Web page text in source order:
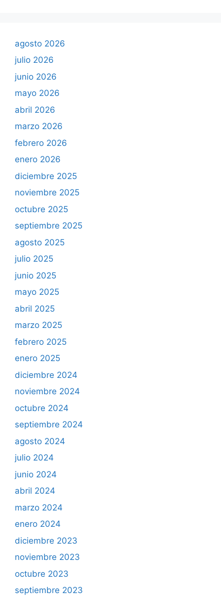
agosto 2026
julio 2026
junio 2026
mayo 2026
abril 2026
marzo 2026
febrero 2026
enero 2026
diciembre 2025
noviembre 2025
octubre 2025
septiembre 2025
agosto 2025
julio 2025
junio 2025
mayo 2025
abril 2025
marzo 2025
febrero 2025
enero 2025
diciembre 2024
noviembre 2024
octubre 2024
septiembre 2024
agosto 2024
julio 2024
junio 2024
abril 2024
marzo 2024
enero 2024
diciembre 2023
noviembre 2023
octubre 2023
septiembre 2023